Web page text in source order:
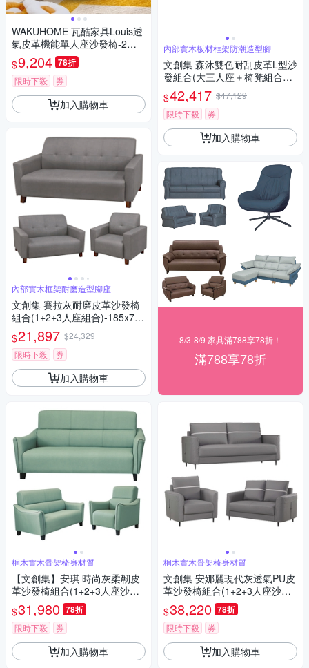
WAKUHOME 瓦酷家具Louis透
氣皮革機能單人座沙發椅-2色
(奶茶棕/灰藍)-寬80*深80*高10
4cm
$9,204 78折
限時下殺 券
加入購物車
內部實木框架耐磨造型腳座
文創集 賽拉灰耐磨皮革沙發椅
組合(1+2+3人座組合)-185x79x
86cm免組
$21,897 $24,329
限時下殺
券
加入購物車
桐木實木骨架椅身材質
【文創集】安琪 時尚灰柔韌皮
革沙發椅組合(1+2+3人座沙發
椅組合)-195x87x97cm免組
$31,980 78折
限時下殺 券
加入購物車
內部實木板材框架防潮造型腳
文創集 森沐雙色耐刮皮革L型沙
發組合(大三人座＋椅凳組合
+坐墊可滑移)-258x166x100cm
免組
$42,417 $47,129
限時下殺
券
加入購物車
8/3-8/9 家具滿788享78折！
滿788享78折
桐木實木骨架椅身材質
文創集 安娜麗現代灰透氣PU皮
革沙發椅組合(1+2+3人座沙發
組合)-190x81x84cm免組
$38,220 78折
限時下殺 券
加入購物車